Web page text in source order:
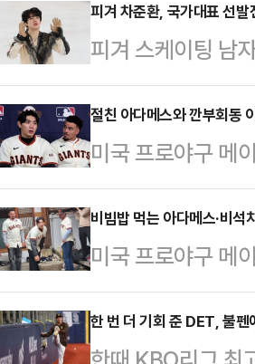
아이스링크에서
회 겸 국가대표 2
76.04점, 예술점
프로그램 점수
른 신지아는 지난
피겨 차준환, 국가대표 선
피겨 스케이팅 남
2026 밀라노·코
서울 목동아이스
대회 겸 국가대표
88.03점, 예술점
환은 쇼트 프로그
차지했다.1차 선
절친 아다메스와 깐부회동
미국 프로야구 메
정후가 절친한 팀
정후는 6일 서울
한식과 한국 전통
을 때 맛있는 음식
던 곳이었다”면서
비빔밥 먹는 아다메스·비
미국 프로야구 메
정후가 K-문화 전
에 나선 가운데 이
한 번 더 기회 준 DET, 불펜